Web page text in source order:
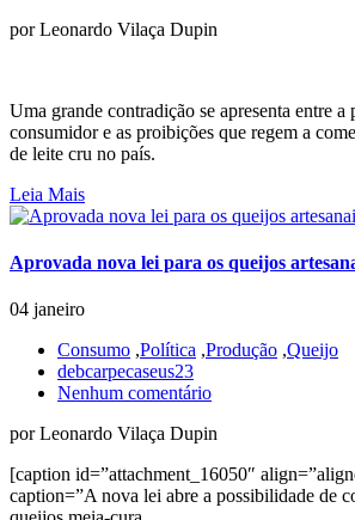
por Leonardo Vilaça Dupin
Uma grande contradição se apresenta entre a
consumidor e as proibições que regem a
de leite cru no país.
Leia Mais
Aprovada nova lei para os queijos
04 janeiro
Consumo ,Política ,Produção ,Queijo
debcarpecaseus23
Nenhum comentário
por Leonardo Vilaça Dupin
[caption id=”attachment_16050″
caption=”A nova lei abre a possibilidade de